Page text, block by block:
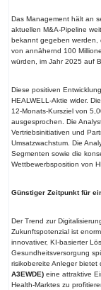
Das Management hält an
aktuellen M&A-Pipeline
bekannt gegeben werden,
von annähernd 100
würden, im Jahr 2025 auf
Diese positiven
HEALWELL-Aktie wider.
12-Monats-Kursziel von
ausgesprochen. Die
Vertriebsinitiativen und
Umsatzwachstum. Die
Segmenten sowie die
Wettbewerbsposition von
Günstiger Zeitpunkt für
Der Trend zur
Zukunftspotenzial ist
innovativer, KI-basierter
Gesundheitsversorgung
risikobereite Anleger bietet
A3EWDE) eine attraktive
Health-Marktes zu